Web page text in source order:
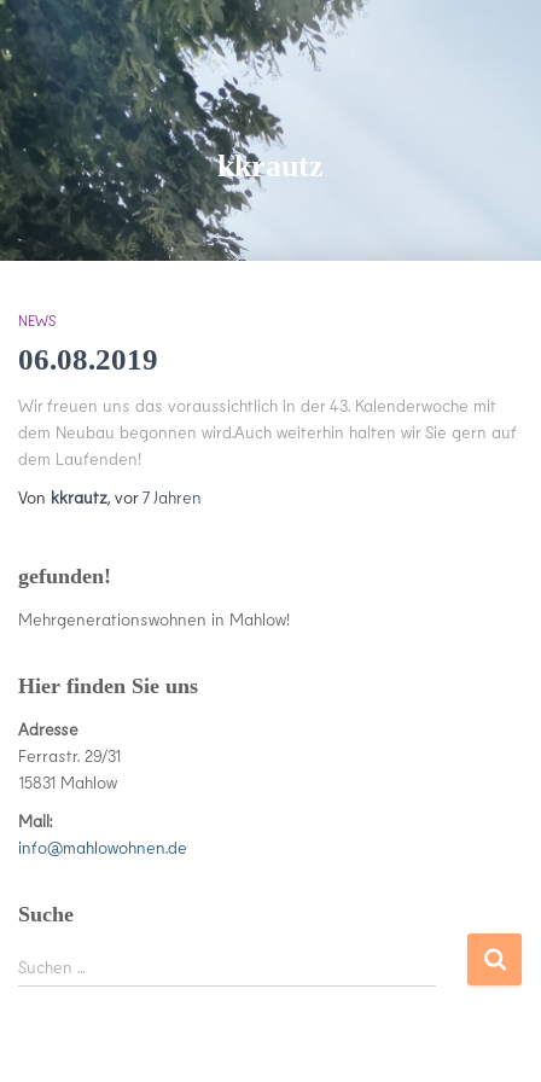
kkrautz
NEWS
06.08.2019
Wir freuen uns das voraussichtlich in der 43. Kalenderwoche mit
dem Neubau begonnen wird.Auch weiterhin halten wir Sie gern auf
dem Laufenden!
Von kkrautz, vor7 Jahren
gefunden!
Mehrgenerationswohnen in Mahlow!
Hier finden Sie uns
Adresse
Ferrastr. 29/31
15831 Mahlow
Mail:
info@mahlowohnen.de
Suche
u
Suchen …